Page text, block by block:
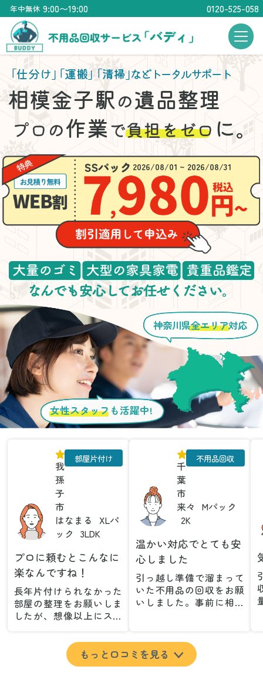
年中無休 9:00〜19:00 0120-525-058
「仕分け」「運搬」「清掃」などトータルサポート
相模金子駅の遺品整理
プロの作業で負担をゼロ に。
2026/08/01 ~ 2026/08/31
女性スタッフ も活躍中!
神奈川県全エリア対応
我
孫
子
市
はなまる
XLパ
ック
3LDK
部屋片付け
プロに頼むとこんなに
楽なんですね！
長年片付けられなかった
部屋の整理をお願いしま
したが、想像以上にスム
が集めた物や古い家具が
多く、自分たちだけでは
どうにもならない状態で
千
葉
市
来々
Mパック
2K
不用品回収
温かい対応でとても安
心しました
引っ越し準備で溜まって
いた不用品の回収をお願
いしました。事前に相談
とができました。特に、
古い家具や壊れた家電な
ど、処分が難しいものが
もっと口コミを見る